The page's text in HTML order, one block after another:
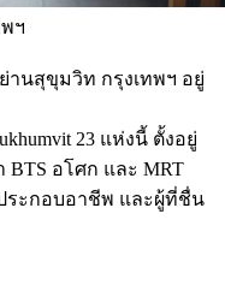
ฯ
นสุขุมวิท กรุงเทพฯ อยู่
23 แห่งนี้ ตั้งอยู่
อโศก และ MRT
ระกอบอาชีพ และผู้ที่ชื่น